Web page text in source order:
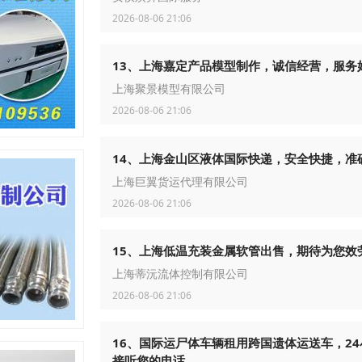
2026-08-06 21:06
13、上海嘉定产品模型制作，诚信经营，服务
上海聚景模型有限公司
2026-08-06 21:06
14、上海金山区液体国际快递，安全快捷，准
上海巨翼货运代理有限公司
2026-08-06 21:06
15、上海低温充装金属软管出售，期待为您效
上海蒂沅流体控制有限公司
2026-08-06 21:06
16、国际运尸体车辆租用跨国遗体运送车，